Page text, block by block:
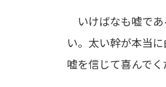
いけばなも嘘であ
い。太い幹が本当
嘘を信じて喜んで